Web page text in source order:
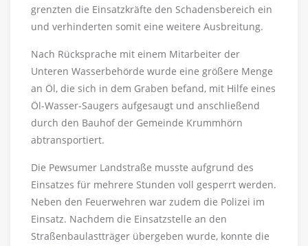
grenzten die Einsatzkräfte den Schadensbereich ein
und verhinderten somit eine weitere Ausbreitung.
Nach Rücksprache mit einem Mitarbeiter der
Unteren Wasserbehörde wurde eine größere Menge
an Öl, die sich in dem Graben befand, mit Hilfe eines
Öl-Wasser-Saugers aufgesaugt und anschließend
durch den Bauhof der Gemeinde Krummhörn
abtransportiert.
Die Pewsumer Landstraße musste aufgrund des
Einsatzes für mehrere Stunden voll gesperrt werden.
Neben den Feuerwehren war zudem die Polizei im
Einsatz. Nachdem die Einsatzstelle an den
Straßenbaulastträger übergeben wurde, konnte die